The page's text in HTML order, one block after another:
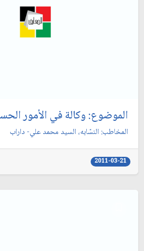
الموضوع: وكالة في الأمور
المخاطب: النسّابه، السيد محمد علي- داراب‏
2011-03-21